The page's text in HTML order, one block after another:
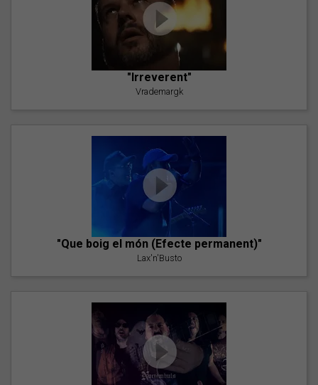
"Irreverent"
Vrademargk
"Que boig el món (Efecte permanent)"
Lax'n'Busto